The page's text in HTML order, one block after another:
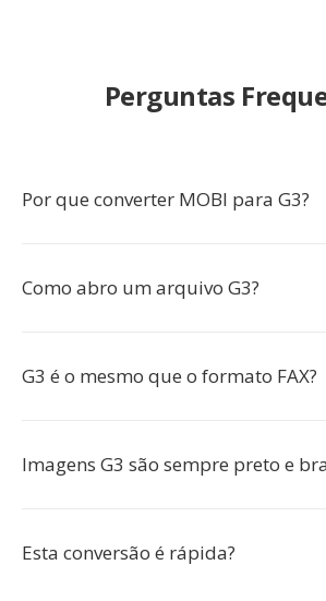
Perguntas
Por que converter MOBI para G3?
Como abro um arquivo G3?
G3 é o mesmo que o formato FAX?
Imagens G3 são sempre preto e
Esta conversão é rápida?